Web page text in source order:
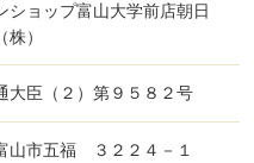
ショップ富山大学前店朝日
）
大臣（２）第９５８２号
山市五福 ３２２４－１